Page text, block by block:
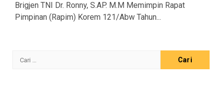
Brigjen TNI Dr. Ronny, S.AP. M.M Memimpin Rapat
Pimpinan (Rapim) Korem 121/Abw Tahun...
Cari